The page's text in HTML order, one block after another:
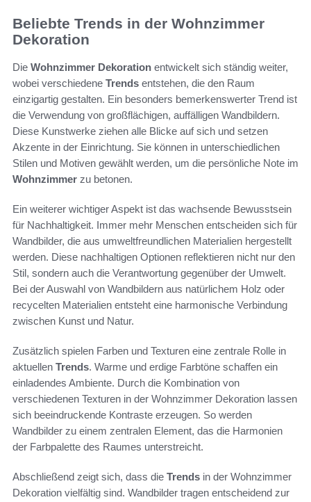
Beliebte Trends in der Wohnzimmer
Dekoration
Die Wohnzimmer Dekoration entwickelt sich ständig weiter,
wobei verschiedene Trends entstehen, die den Raum
einzigartig gestalten. Ein besonders bemerkenswerter Trend ist
die Verwendung von großflächigen, auffälligen Wandbildern.
Diese Kunstwerke ziehen alle Blicke auf sich und setzen
Akzente in der Einrichtung. Sie können in unterschiedlichen
Stilen und Motiven gewählt werden, um die persönliche Note im
Wohnzimmer zu betonen.
Ein weiterer wichtiger Aspekt ist das wachsende Bewusstsein
für Nachhaltigkeit. Immer mehr Menschen entscheiden sich für
Wandbilder, die aus umweltfreundlichen Materialien hergestellt
werden. Diese nachhaltigen Optionen reflektieren nicht nur den
Stil, sondern auch die Verantwortung gegenüber der Umwelt.
Bei der Auswahl von Wandbildern aus natürlichem Holz oder
recycelten Materialien entsteht eine harmonische Verbindung
zwischen Kunst und Natur.
Zusätzlich spielen Farben und Texturen eine zentrale Rolle in
aktuellen Trends. Warme und erdige Farbtöne schaffen ein
einladendes Ambiente. Durch die Kombination von
verschiedenen Texturen in der Wohnzimmer Dekoration lassen
sich beeindruckende Kontraste erzeugen. So werden
Wandbilder zu einem zentralen Element, das die Harmonien
der Farbpalette des Raumes unterstreicht.
Abschließend zeigt sich, dass die Trends in der Wohnzimmer
Dekoration vielfältig sind. Wandbilder tragen entscheidend zur